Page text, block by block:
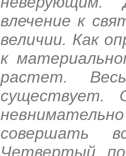
влечение к
величии. Как
к
растет.
существует.
совершать
Четвертый